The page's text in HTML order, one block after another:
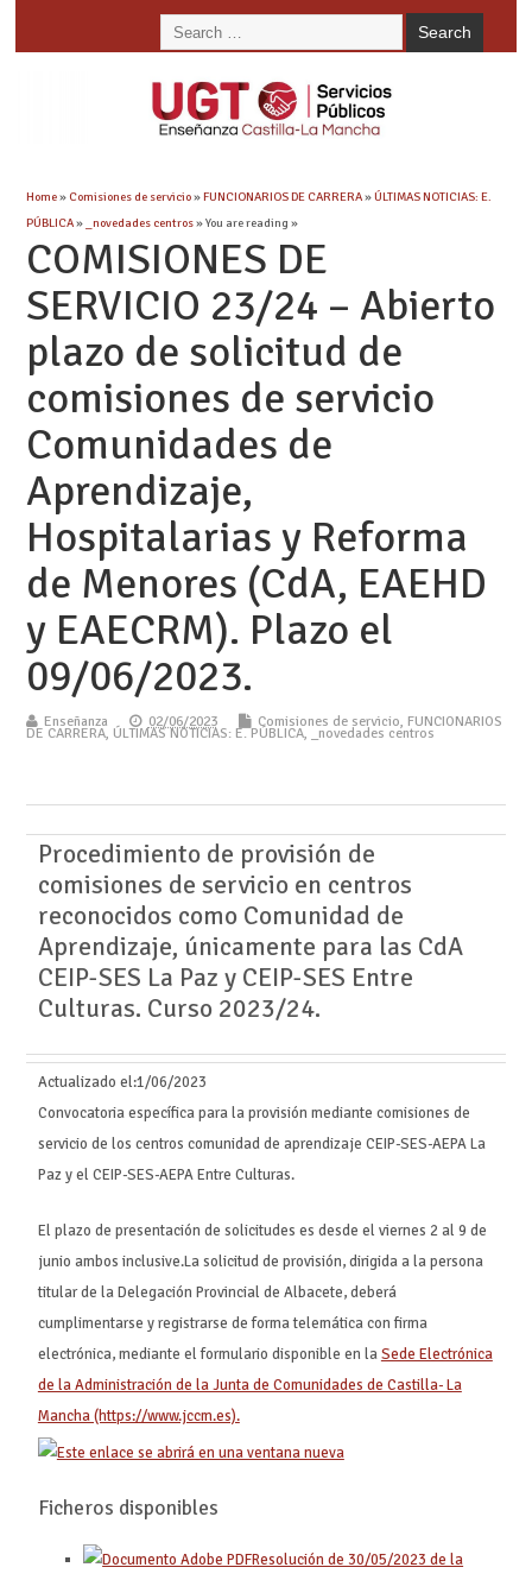
Home» Comisiones de servicio»FUNCIONARIOS DE CARRERA»ÚLTIMAS NOTICIAS: E.
PÚBLICA» _novedades centros» You are reading »
COMISIONES DE
SERVICIO 23/24 – Abierto
plazo de solicitud de
comisiones de servicio
Comunidades de
Aprendizaje,
Hospitalarias y Reforma
de Menores (CdA, EAEHD
y EAECRM). Plazo el
09/06/2023.
Enseñanza 02/06/2023 Comisiones de servicio, FUNCIONARIOS
DE CARRERA, ÚLTIMAS NOTICIAS: E. PÚBLICA, _novedades centros
Procedimiento de provisión de
comisiones de servicio en centros
reconocidos como Comunidad de
Aprendizaje, únicamente para las CdA
CEIP-SES La Paz y CEIP-SES Entre
Culturas. Curso 2023/24.
Actualizado el:1/06/2023
Convocatoria específica para la provisión mediante comisiones de
servicio de los centros comunidad de aprendizaje CEIP-SES-AEPA La
Paz y el CEIP-SES-AEPA Entre Culturas.
El plazo de presentación de solicitudes es desde el viernes 2 al 9 de
junio ambos inclusive.La solicitud de provisión, dirigida a la persona
titular de la Delegación Provincial de Albacete, deberá
cumplimentarse y registrarse de forma telemática con firma
electrónica, mediante el formulario disponible en laSede Electrónica
de la Administración de la Junta de Comunidades de Castilla- La
Mancha (https://www.jccm.es).
Ficheros disponibles
Resolución de 30/05/2023 de la